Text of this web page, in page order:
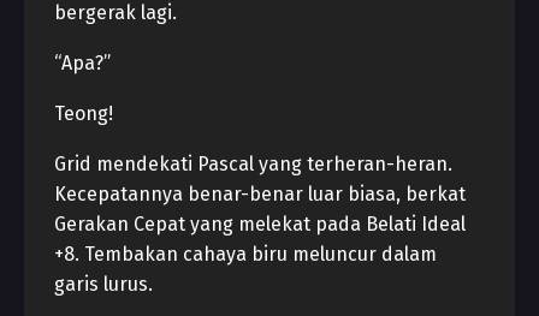
bergerak lagi.
“Apa?”
Teong!
Grid mendekati Pascal yang terheran-heran.
Kecepatannya benar-benar luar biasa, berkat
Gerakan Cepat yang melekat pada Belati Ideal
+8. Tembakan cahaya biru meluncur dalam
garis lurus.